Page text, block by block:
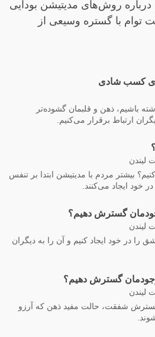
روش‌های مدیتیشن بودایی
با گستره وسیعی از
کسب شادی
باشیم، ذهن و قلبمان گشوده‌تر
ارتباط برقرار می‌کنیم.
لیندن
بیشتر مردم با مدیتیشن ابتدا بر تنفس
ایجاد می‌کنند.
گسترش دهیم؟
لیندن
در خود ایجاد کنیم و آن را به دیگران
گسترش دهیم؟
لیندن
شفقت، حالت مفید ذهن که آرزو